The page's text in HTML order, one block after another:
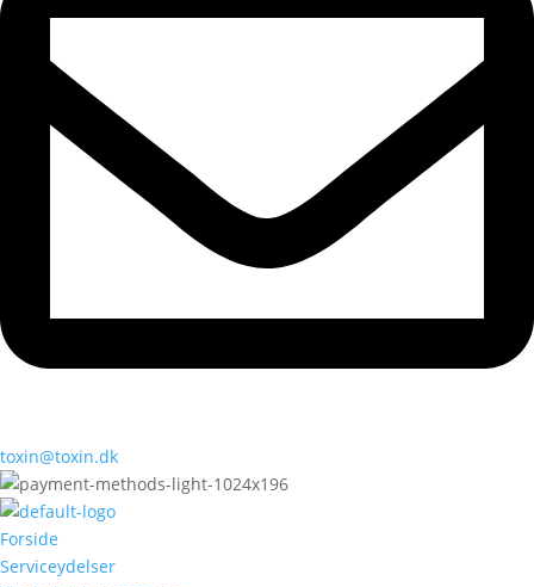
toxin@toxin.dk
Forside
Serviceydelser